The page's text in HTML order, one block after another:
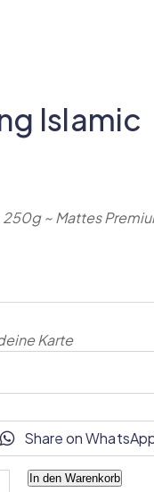
Islamic
250g ~ Mattes
Karte
In den Warenkorb
Share on